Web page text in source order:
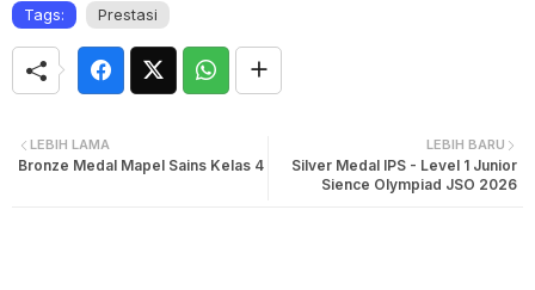
Tags: Prestasi
LEBIH BARU
Silver Medal IPS - Level 1 Junior
Sience Olympiad JSO 2026
LEBIH LAMA
Bronze Medal Mapel Sains Kelas 4